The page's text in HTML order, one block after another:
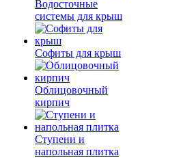
Водосточные
системы для крыш
Софиты для крыш
Облицовочный
кирпич
Ступени и
напольная плитка